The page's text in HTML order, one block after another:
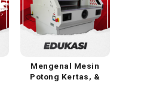
Mengenal Mesin
Potong Kertas, &